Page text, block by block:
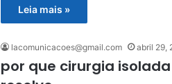
Leia mais »
lacomunicacoes@gmail.com abril 29,
por que cirurgia